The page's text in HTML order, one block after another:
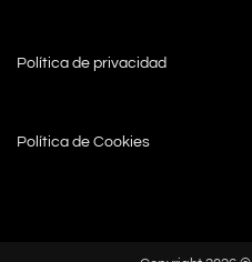
Política de privacidad
Política de Cookies